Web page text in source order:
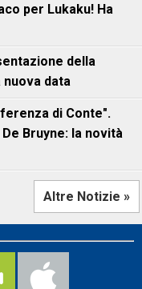
per Lukaku! Ha
della
nuova data
di Conte".
Bruyne: la novità
Altre Notizie »